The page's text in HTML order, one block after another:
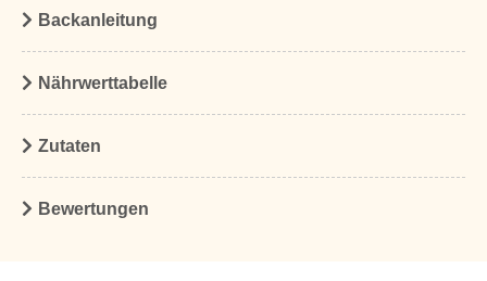
Backanleitung
Nährwerttabelle
Zutaten
Bewertungen